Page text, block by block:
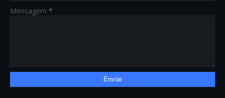
Mensagem *